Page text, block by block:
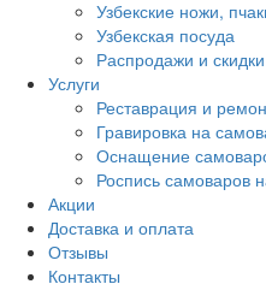
Узбекские ножи,
Узбекская посуда
Распродажи и скидки
Услуги
Реставрация и
Гравировка на
Оснащение
Роспись самоваров
Акции
Доставка и оплата
Отзывы
Контакты